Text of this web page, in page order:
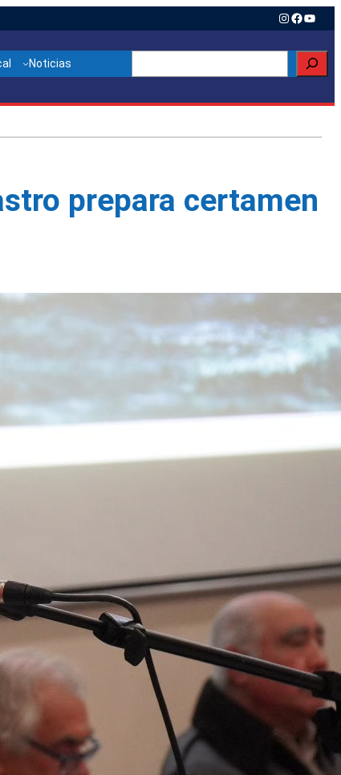
Instagram
Noticias
Buscar
prepara certamen
Otras noticias relacionadas
A través de diorama
escolares recrearán la
Batalla de Ahui